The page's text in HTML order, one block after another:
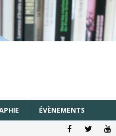
ÉVÈNEMENTS